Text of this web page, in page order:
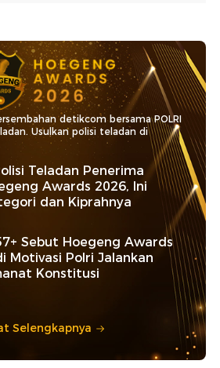
detikcom bersama POLRI
Usulkan polisi teladan di
Teladan Penerima
Awards 2026, Ini
dan Kiprahnya
Sebut Hoegeng Awards
Motivasi Polri Jalankan
Konstitusi
Selengkapnya